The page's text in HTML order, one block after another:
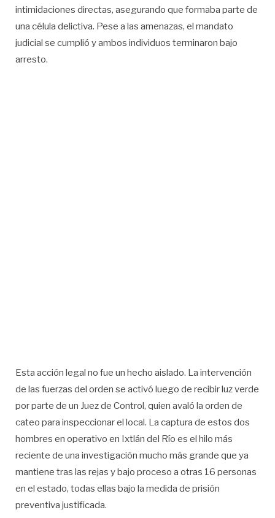
intimidaciones directas, asegurando que formaba parte de
una célula delictiva. Pese a las amenazas, el mandato
judicial se cumplió y ambos individuos terminaron bajo
arresto.
Esta acción legal no fue un hecho aislado. La intervención
de las fuerzas del orden se activó luego de recibir luz verde
por parte de un Juez de Control, quien avaló la orden de
cateo para inspeccionar el local. La captura de estos dos
hombres en operativo en Ixtlán del Río es el hilo más
reciente de una investigación mucho más grande que ya
mantiene tras las rejas y bajo proceso a otras 16 personas
en el estado, todas ellas bajo la medida de prisión
preventiva justificada.